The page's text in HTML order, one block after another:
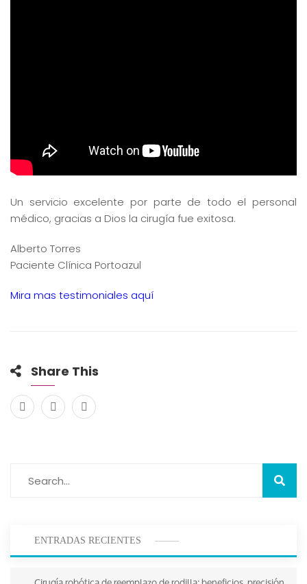
Un servicio excelente por parte de todo el personal
médico, gracias a Dios la cirugía fue exitosa.
Alberto Torres
Paciente Clínica Portoazul
Mira mas testimoniales aquí
Share This
ENTRADAS RECIENTES